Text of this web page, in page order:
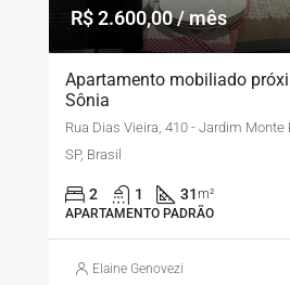
R$ 2.600,00 / mês
Apartamento mobiliado
Sônia
Rua Dias Vieira, 410 - Jardim Monte
SP, Brasil
2 1 31m²
APARTAMENTO PADRÃO
Elaine Genovezi